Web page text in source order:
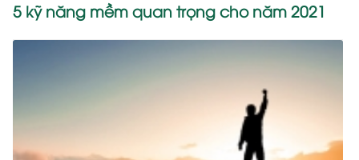
5 kỹ năng mềm quan trọng cho năm 2021